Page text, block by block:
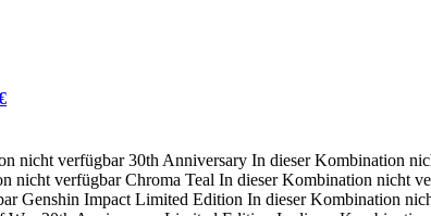
nicht verfügbar 30th Anniversary In dieser Kombination
nicht verfügbar Chroma Teal In dieser Kombination nicht
Genshin Impact Limited Edition In dieser Kombination